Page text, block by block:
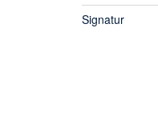
Signatur